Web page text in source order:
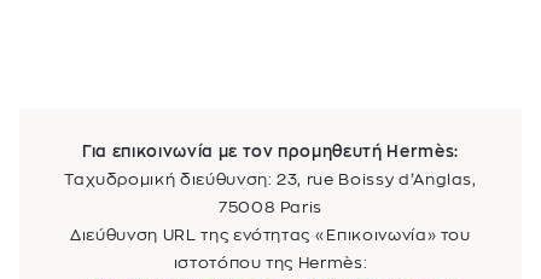
Για επικοινωνία με τον προμηθευτή Hermès:
Ταχυδρομική διεύθυνση: 23, rue Boissy d’Anglas,
75008 Paris
Διεύθυνση URL της ενότητας «Επικοινωνία» του
ιστοτόπου της Hermès: